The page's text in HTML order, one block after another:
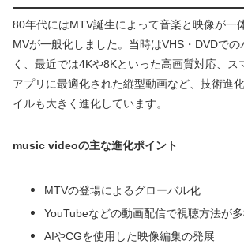
80年代にはMTV誕生によって音楽と映像が一
MVが一般化しました。当時はVHS・DVDで
く、最近では4Kや8Kといった高画質対応、ス
アプリに最適化された縦型動画など、技術進
イルも大きく進化しています。
music videoの主な進化ポイント
MTVの登場によるグローバル化
YouTubeなどの動画配信で視聴方法が
AIやCGを使用した映像編集の発展